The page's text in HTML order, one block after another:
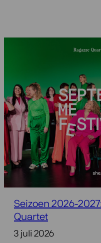
Seizoen 2026-
Quartet
3 juli 2026